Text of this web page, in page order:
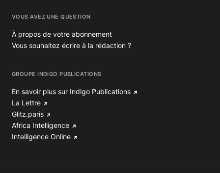
VOUS AVEZ UNE QUESTION
À propos de votre abonnement
Vous souhaitez écrire à la rédaction ?
GROUPE INDIGO PUBLICATIONS
En savoir plus sur Indigo Publications
La Lettre
Glitz.paris
Africa Intelligence
Intelligence Online